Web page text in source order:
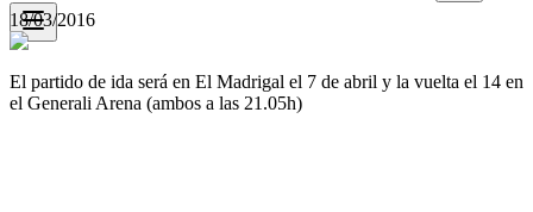
18/03/2016
El partido de ida será en El Madrigal el 7 de abril y la vuelta el 14 en
el Generali Arena (ambos a las 21.05h)